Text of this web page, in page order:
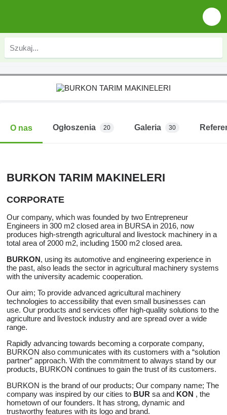
O nas Ogłoszenia 20 Galeria 30
BURKON TARIM MAKINELERI
CORPORATE
Our company, which was founded by two Entrepreneur
Engineers in 300 m2 closed area in BURSA in 2016, now
produces high-strength agricultural and livestock machinery in a
total area of 2000 m2, including 1500 m2 closed area.
BURKON, using its automotive and engineering experience in
the past, also leads the sector in agricultural machinery systems
with the university academic cooperation.
Our aim; To provide advanced agricultural machinery
technologies to accessibility that even small businesses can
use. Our products and services offer high-quality solutions to the
agriculture and livestock industry and are spread over a wide
range.
Rapidly advancing towards becoming a corporate company,
BURKON also communicates with its customers with a “solution
partner” approach. With the commitment to always stand by our
products, BURKON continues to gain the trust of its customers.
BURKON is the brand of our products; Our company name; The
company was inspired by our cities to BUR sa and KON , the
hometown of our founders. It has strong, dynamic and
trustworthy features with its logo and brand.